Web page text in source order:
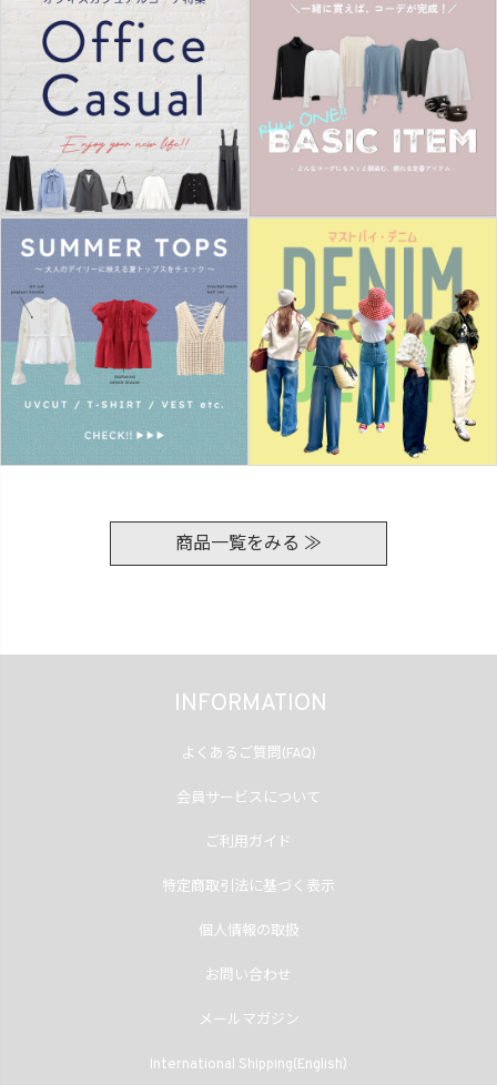
商品一覧をみる ≫
INFORMATION
よくあるご質問(FAQ)
会員サービスについて
ご利用ガイド
特定商取引法に基づく表示
個人情報の取扱
お問い合わせ
メールマガジン
International Shipping(English)